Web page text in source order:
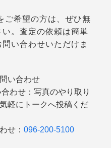
ご希望の方は、ぜひ無
。査定の依頼は簡単
い合わせいただけま
い合わせ
わせ：写真のやり取り
軽にトークへ投稿くだ
せ： 096-200-5100